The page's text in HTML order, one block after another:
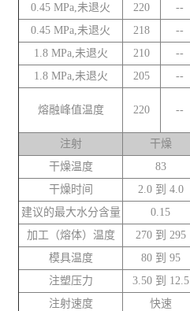
0.45 MPa,未退火
220 --
0.45 MPa,未退火
218 --
1.8 MPa,未退火
210 --
1.8 MPa,未退火
205 --
熔融峰值温度 220 --
注射
干燥
干燥温度
83
干燥时间
2.0 到 4.0
建议的最大水分含量
0.15
加工（熔体）温度
270 到 295
模具温度
80 到 95
注塑压力
3.50 到 12.5
注射速度
快速